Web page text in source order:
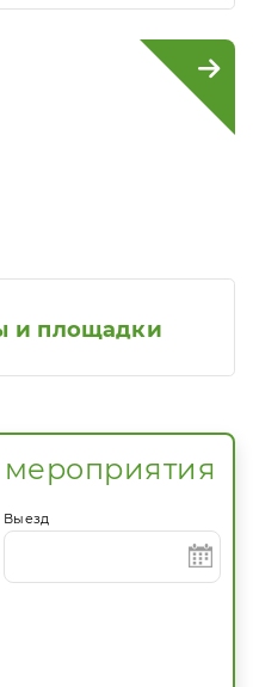
и площадки
мероприятия
Выезд